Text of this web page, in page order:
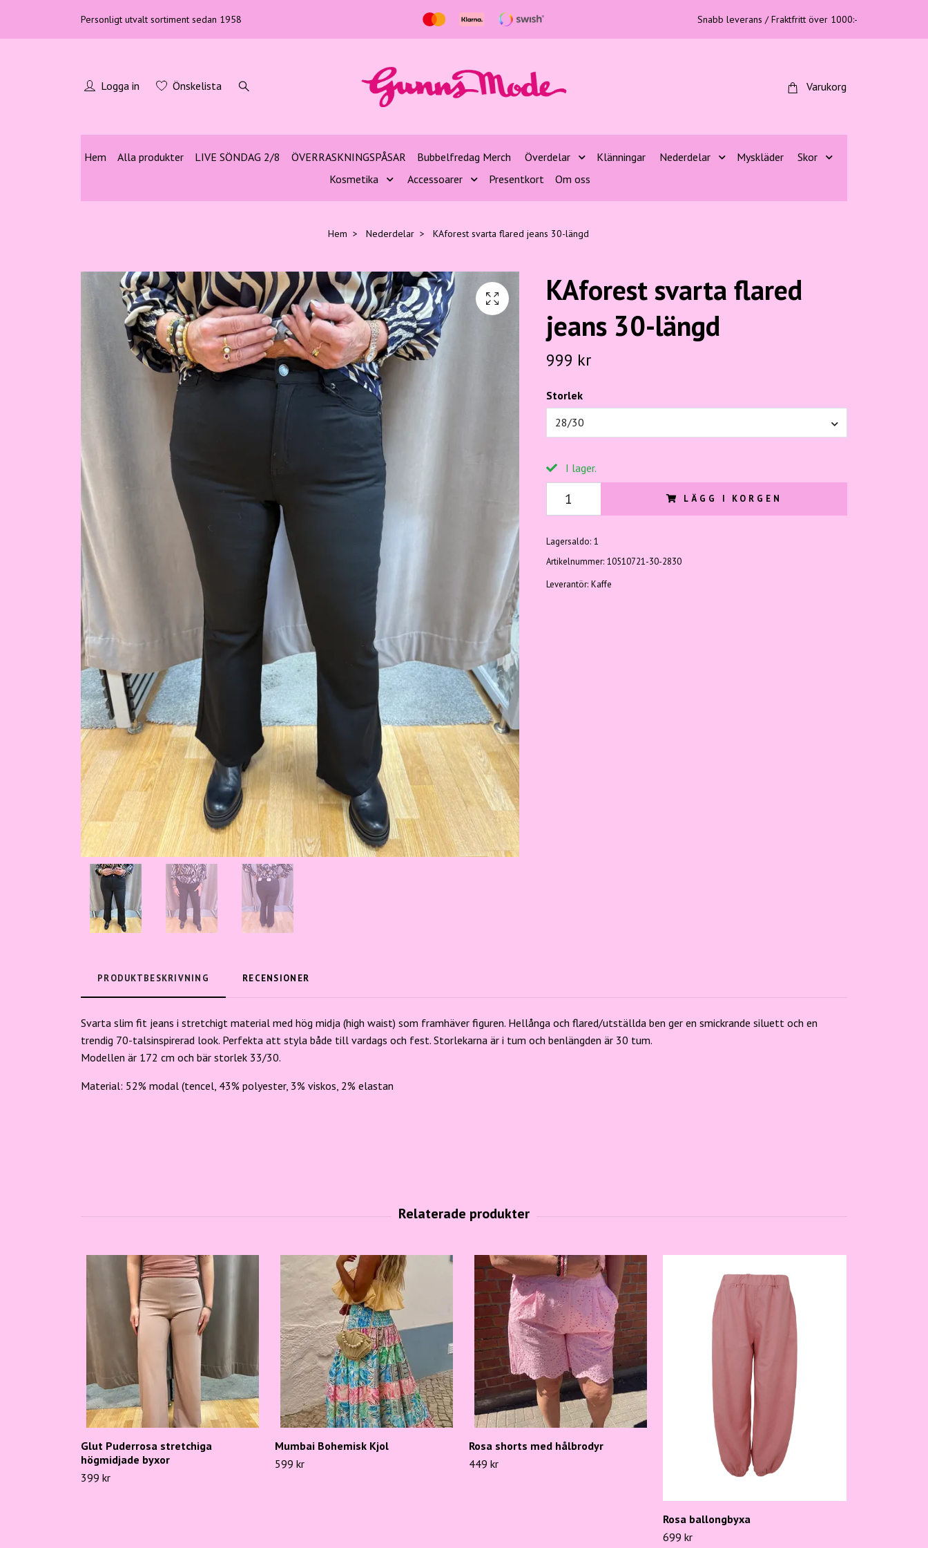
Personligt utvalt sortiment sedan 1958 Snabb leverans / Fraktfritt över 1000:-
Logga in Önskelista Varukorg
Hem Alla produkter LIVE SÖNDAG 2/8 ÖVERRASKNINGSPÅSAR Bubbelfredag Merch Överdelar Klänningar Nederdelar Myskläder
Skor
Kosmetika
Accessoarer Presentkort Om oss
Hem Nederdelar KAforest svarta flared jeans 30-längd
KAforest svarta flared
jeans 30-längd
999 kr
Storlek
28/30
I lager.
LÄGG I KORGEN
Lagersaldo: 1
Artikelnummer: 10510721-30-2830
Leverantör: Kaffe
PRODUKTBESKRIVNING RECENSIONER
Svarta slim fit jeans i stretchigt material med hög midja (high waist) som framhäver figuren. Hellånga och flared/utställda ben ger en smickrande siluett och en
trendig 70-talsinspirerad look. Perfekta att styla både till vardags och fest. Storlekarna är i tum och benlängden är 30 tum.
Modellen är 172 cm och bär storlek 33/30.
Material: 52% modal (tencel, 43% polyester, 3% viskos, 2% elastan
Glut Puderrosa stretchiga
högmidjade byxor
399 kr
Mumbai Bohemisk Kjol
599 kr
Rosa shorts med hålbrodyr
449 kr
Rosa ballongbyxa
699 kr